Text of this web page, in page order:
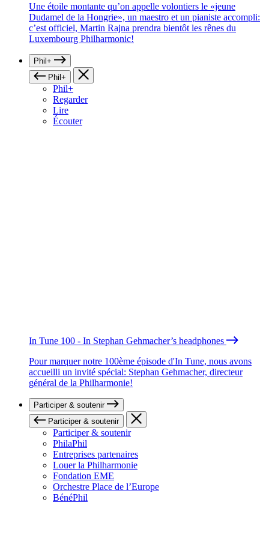
Une étoile montante qu’on appelle volontiers le «jeune
Dudamel de la Hongrie», un maestro et un pianiste accompli:
c’est officiel, Martin Rajna prendra bientôt les rênes du
Luxembourg Philharmonic!
Phil+
Phil+
Phil+
Regarder
Lire
Écouter
In Tune 100 - In Stephan Gehmacher’s headphones
Pour marquer notre 100ème épisode d'In Tune, nous avons
accueilli un invité spécial: Stephan Gehmacher, directeur
général de la Philharmonie!
Participer & soutenir
Participer & soutenir
Participer & soutenir
PhilaPhil
Entreprises partenaires
Louer la Philharmonie
Fondation EME
Orchestre Place de l’Europe
BénéPhil